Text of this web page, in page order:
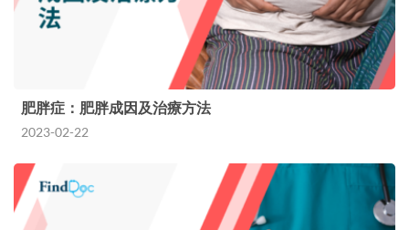
肥胖症：肥胖成因及治療方法
2023-02-22